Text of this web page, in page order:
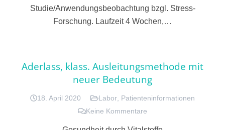
Studie/Anwendungsbeobachtung bzgl. Stress-
Forschung. Laufzeit 4 Wochen,…
Aderlass, klass. Ausleitungsmethode mit
neuer Bedeutung
18. April 2020 Labor, Patienteninformationen
Keine Kommentare